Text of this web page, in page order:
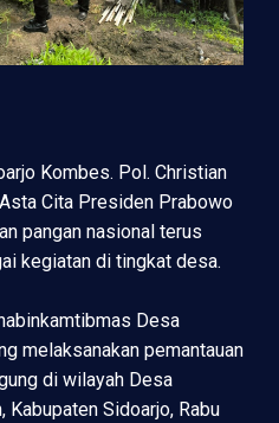
Kombes. Pol. Christian
Cita Presiden Prabowo
pangan nasional terus
kegiatan di tingkat desa.
Desa
melaksanakan pemantauan
di wilayah Desa
Kabupaten Sidoarjo, Rabu